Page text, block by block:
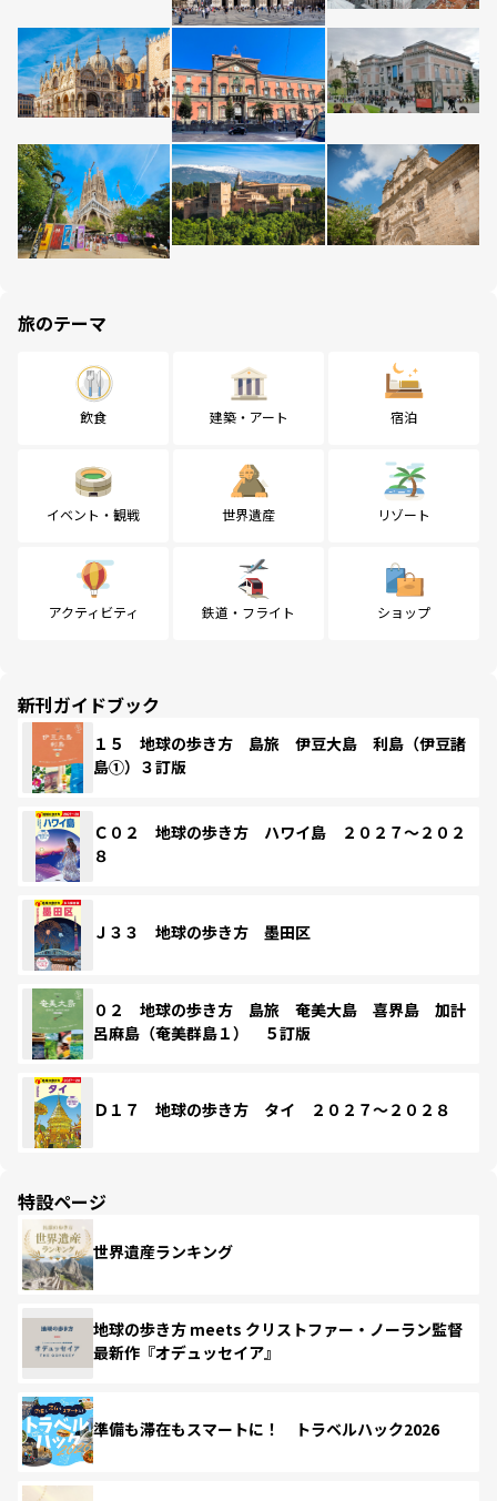
旅のテーマ
飲食 建築・アート 宿泊
イベント・観戦 世界遺産 リゾート
アクティビティ 鉄道・フライト ショップ
新刊ガイドブック
１５ 地球の歩き方 島旅 伊豆大島 利島（伊豆諸
島①）３訂版
Ｃ０２ 地球の歩き方 ハワイ島 ２０２７～２０２
８
Ｊ３３ 地球の歩き方 墨田区
０２ 地球の歩き方 島旅 奄美大島 喜界島 加計
呂麻島（奄美群島１） ５訂版
Ｄ１７ 地球の歩き方 タイ ２０２７～２０２８
特設ページ
世界遺産ランキング
地球の歩き方 meets クリストファー・ノーラン監督
最新作『オデュッセイア』
準備も滞在もスマートに！ トラベルハック2026